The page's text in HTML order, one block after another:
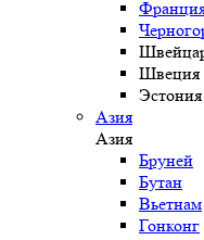
Швеция
Эстония
Азия
Азия
Бруней
Бутан
Вьетнам
Гонконг